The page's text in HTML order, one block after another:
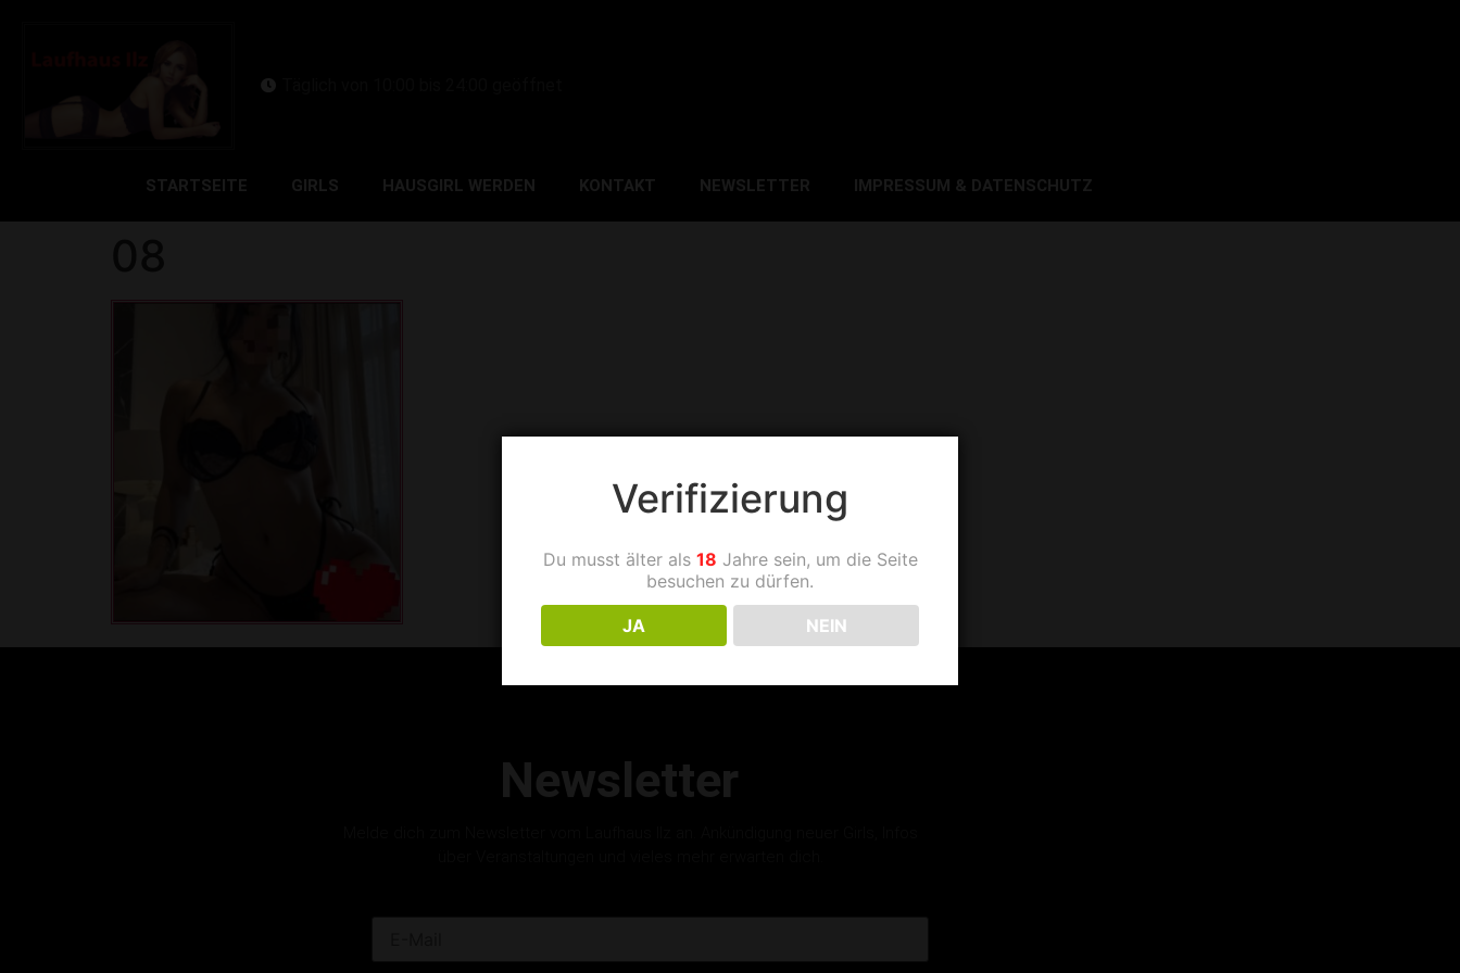
STARTSEITE GIRLS HAUSGIRL WERDEN KONTAKT NEWSLETTER IMPRESSUM & DATENSCHUTZ
Newsletter
Verifizierung
Du musst älter als 18 Jahre sein, um die Seite
besuchen zu dürfen.
JA NEIN